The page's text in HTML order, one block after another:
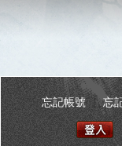
註冊會
忘記帳號 | 忘